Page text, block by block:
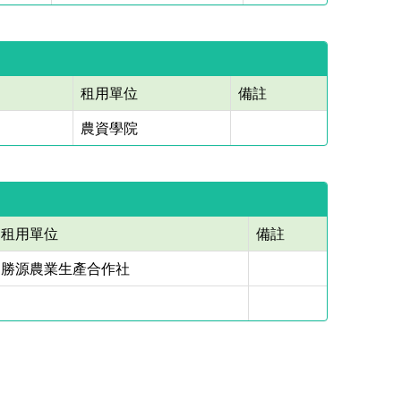
租用單位
備註
農資學院
租用單位
備註
勝源農業生產合作社